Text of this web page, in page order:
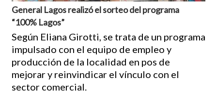
General Lagos realizó el sorteo del programa
“100% Lagos”
Según Eliana Girotti, se trata de un programa
impulsado con el equipo de empleo y
producción de la localidad en pos de
mejorar y reinvindicar el vínculo con el
sector comercial.